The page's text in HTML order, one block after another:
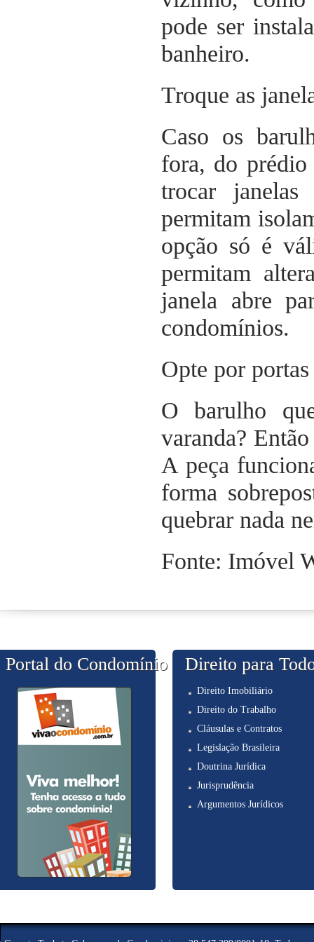
pode ser
banheiro.
Troque as
Caso os
fora, do
trocar janelas
permitam
opção só é
permitam
janela abre
condomínios.
Opte por
O barulho
varanda?
A peça
forma
quebrar nada
Fonte: Imóvel
Portal do Condomínio Direito para
Direito Imobiliário
Direito do Trabalho
Cláusulas e Contratos
Legislação Brasileira
Doutrina Jurídica
Jurisprudência
Argumentos Jurídicos